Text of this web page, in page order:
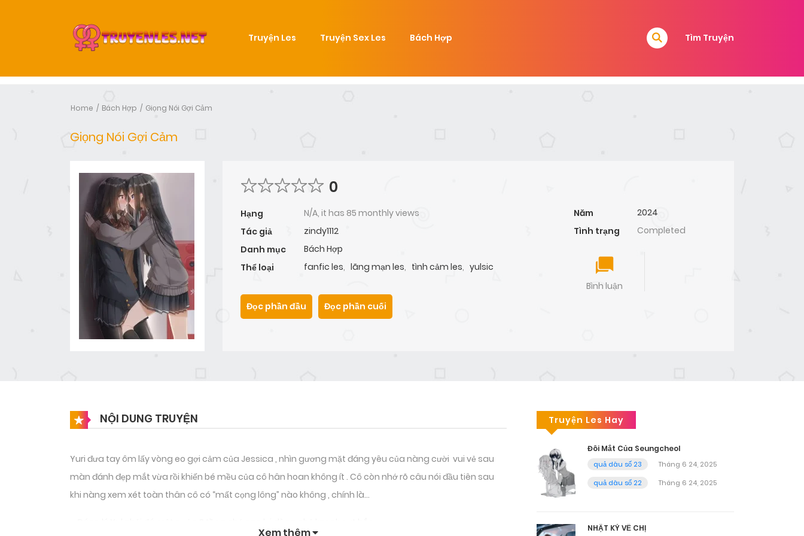
Truyện Les Truyện Sex Les Bách Hợp Tìm Truyện
Home Bách Hợp Giọng Nói Gợi Cảm
Giọng Nói Gợi Cảm
0
Hạng
N/A, it has 85 monthly views
Tác giả
zindy1112
Danh mục
Bách Hợp
Thể loại
fanfic les, lãng mạn les, tình cảm les, yulsic
Năm
2024
Tình trạng
Completed
Bình luận
Đọc phần đầu
Đọc phần cuối
NỘI DUNG TRUYỆN
Yuri đưa tay ôm lấy vòng eo gợi cảm của Jessica , nhìn gương mặt đáng yêu của nàng cười vui vẻ sau
màn đánh đẹp mắt vừa rồi khiến bé mều của cô hân hoan không ít . Cô còn nhớ rõ câu nói đầu tiên sau
khi nàng xem xét toàn thân cô có “mất cọng lông” nào không , chính là…
Xem thêm
Truyện Les Hay
Đôi Mắt Của Seungcheol
quả dâu số 23
Tháng 6 24, 2025
quả dâu số 22
Tháng 6 24, 2025
NHẬT KÝ VỀ CHỊ